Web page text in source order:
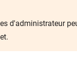
d'administrateur